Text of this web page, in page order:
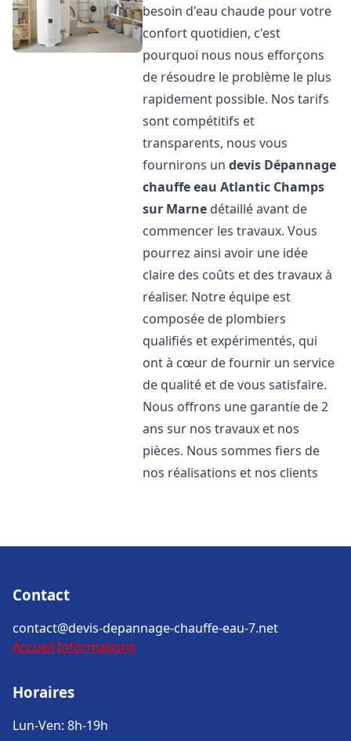
besoin d'eau chaude pour votre
confort quotidien, c'est
pourquoi nous nous efforçons
de résoudre le problème le plus
rapidement possible. Nos tarifs
sont compétitifs et
transparents, nous vous
fournirons undevis Dépannage
chauffe eau Atlantic Champs
sur Marne détaillé avant de
commencer les travaux. Vous
pourrez ainsi avoir une idée
claire des coûts et des travaux à
réaliser. Notre équipe est
composée de plombiers
qualifiés et expérimentés, qui
ont à cœur de fournir un service
de qualité et de vous satisfaire.
Nous offrons une garantie de 2
ans sur nos travaux et nos
pièces. Nous sommes fiers de
nos réalisations et nos clients
Contact
contact@devis-depannage-chauffe-eau-7.net
Accueil Informations
Horaires
Lun-Ven: 8h-19h